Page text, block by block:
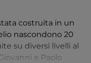
costruita in un
nascondono 20
su diversi livelli al
e Paolo